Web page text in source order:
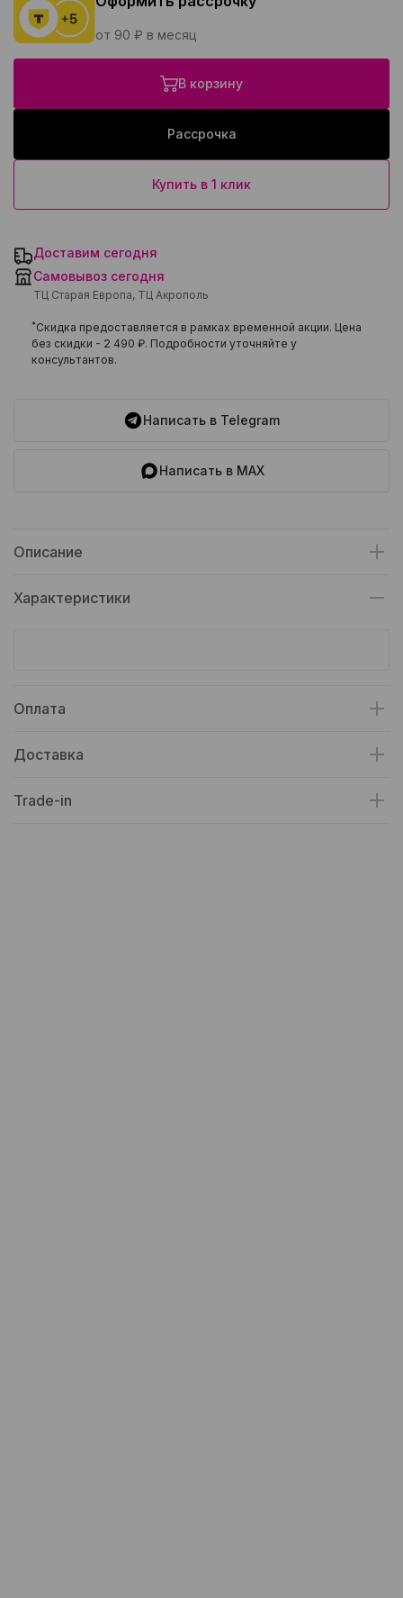
от 90 ₽ в месяц
В корзину
Рассрочка
Купить в 1 клик
Доставим сегодня
Самовывоз сегодня
ТЦ Старая Европа, ТЦ Акрополь
*Скидка предоставляется в рамках временной акции. Цена
без скидки - 2 490 ₽. Подробности уточняйте у
консультантов.
Написать в Telegram
Написать в MAX
Описание
Характеристики
Оплата
Доставка
Trade-in